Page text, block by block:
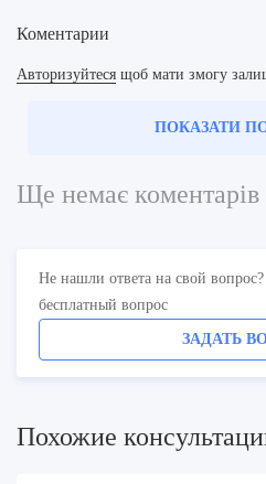
Коментарии
Авторизуйтеся щоб мати змогу
ПОКАЗАТИ
Ще немає коментарів
Не нашли ответа на свой
бесплатный вопрос
ЗАДАТЬ
Похожие